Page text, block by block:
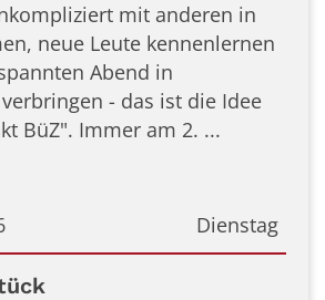
mit anderen in
neue Leute kennenlernen
Abend in
- das ist die Idee
BüZ". Immer am 2. ...
Dienstag
2026